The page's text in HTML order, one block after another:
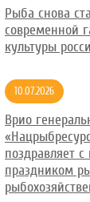
Рыба снова
современной
культуры
10.07.2026
Врио
поздравляет
праздником